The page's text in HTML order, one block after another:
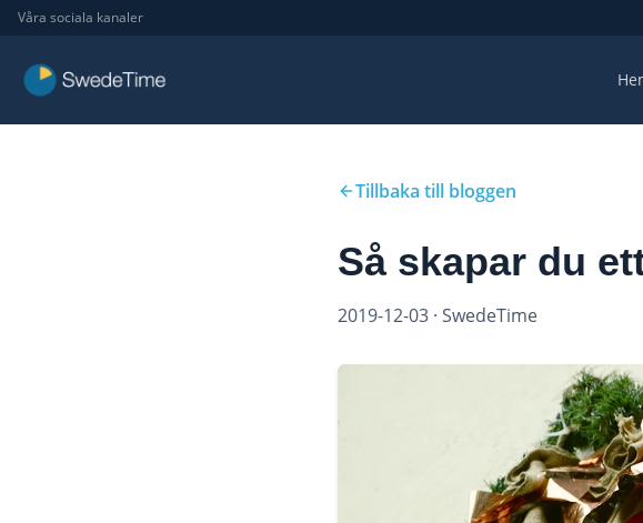
Våra sociala kanaler
Tillbaka till bloggen
Så skapar du
2019-12-03 · SwedeTime